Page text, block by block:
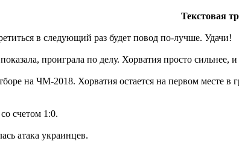
Текстовая
в следующий раз будет повод по-лучше. Удачи!
проиграла по делу. Хорватия просто сильнее,
на ЧМ-2018. Хорватия остается на первом месте в
счетом 1:0.
атака украинцев.